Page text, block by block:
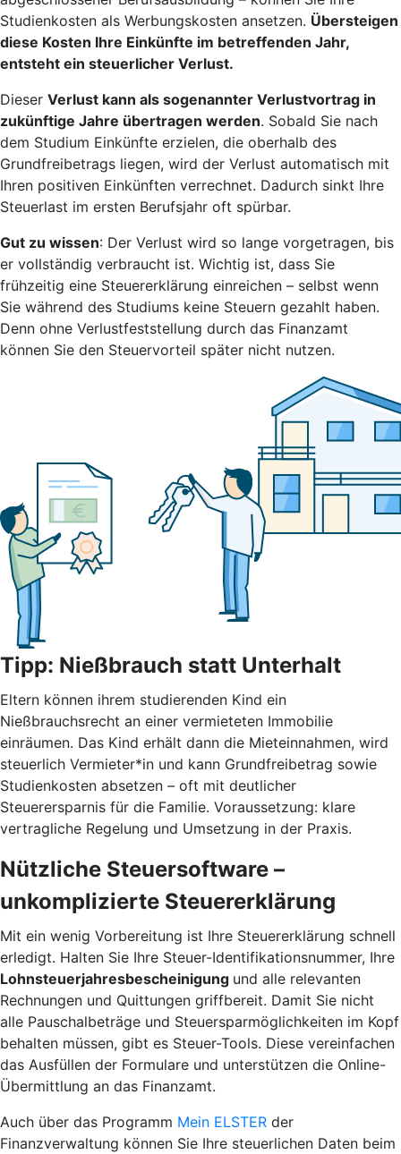
Studienkosten als Werbungskosten ansetzen. Übersteigen
diese Kosten Ihre Einkünfte im betreffenden Jahr,
entsteht ein steuerlicher Verlust.
Dieser Verlust kann als sogenannter Verlustvortrag in
zukünftige Jahre übertragen werden. Sobald Sie nach
dem Studium Einkünfte erzielen, die oberhalb des
Grundfreibetrags liegen, wird der Verlust automatisch mit
Ihren positiven Einkünften verrechnet. Dadurch sinkt Ihre
Steuerlast im ersten Berufsjahr oft spürbar.
Gut zu wissen: Der Verlust wird so lange vorgetragen, bis
er vollständig verbraucht ist. Wichtig ist, dass Sie
frühzeitig eine Steuererklärung einreichen – selbst wenn
Sie während des Studiums keine Steuern gezahlt haben.
Denn ohne Verlustfeststellung durch das Finanzamt
können Sie den Steuervorteil später nicht nutzen.
Tipp: Nießbrauch statt Unterhalt
Eltern können ihrem studierenden Kind ein
Nießbrauchsrecht an einer vermieteten Immobilie
einräumen. Das Kind erhält dann die Mieteinnahmen, wird
steuerlich Vermieter*in und kann Grundfreibetrag sowie
Studienkosten absetzen – oft mit deutlicher
Steuerersparnis für die Familie. Voraussetzung: klare
vertragliche Regelung und Umsetzung in der Praxis.
Nützliche Steuersoftware –
unkomplizierte Steuererklärung
Mit ein wenig Vorbereitung ist Ihre Steuererklärung schnell
erledigt. Halten Sie Ihre Steuer-Identifikationsnummer, Ihre
Lohnsteuerjahresbescheinigung und alle relevanten
Rechnungen und Quittungen griffbereit. Damit Sie nicht
alle Pauschalbeträge und Steuersparmöglichkeiten im Kopf
behalten müssen, gibt es Steuer-Tools. Diese vereinfachen
das Ausfüllen der Formulare und unterstützen die Online-
Übermittlung an das Finanzamt.
Auch über das Programm Mein ELSTER der
Finanzverwaltung können Sie Ihre steuerlichen Daten beim